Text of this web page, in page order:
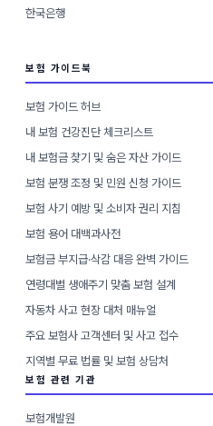
한국은행
보험 가이드북
보험 가이드 허브
내 보험 건강진단 체크리스트
내 보험금 찾기 및 숨은 자산 가이드
보험 분쟁 조정 및 민원 신청 가이드
보험 사기 예방 및 소비자 권리 지침
보험 용어 대백과사전
보험금 부지급·삭감 대응 완벽 가이드
연령대별 생애주기 맞춤 보험 설계
자동차 사고 현장 대처 매뉴얼
주요 보험사 고객센터 및 사고 접수
지역별 무료 법률 및 보험 상담처
보험 관련 기관
보험개발원